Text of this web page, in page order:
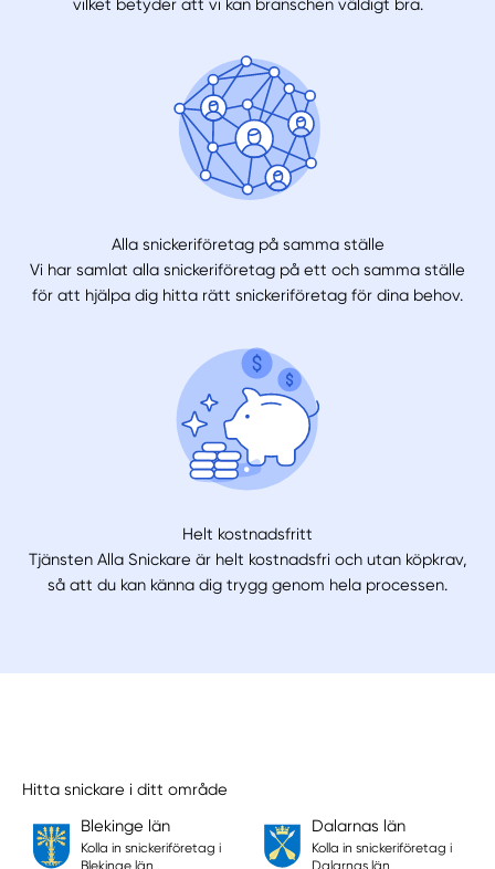
vilket betyder att vi kan branschen väldigt bra.
Alla snickeriföretag på samma ställe
Vi har samlat alla snickeriföretag på ett och samma ställe
för att hjälpa dig hitta rätt snickeriföretag för dina behov.
Helt kostnadsfritt
Tjänsten Alla Snickare är helt kostnadsfri och utan köpkrav,
så att du kan känna dig trygg genom hela processen.
Hitta snickare i ditt område
Blekinge län
Kolla in snickeriföretag i
Blekinge län
Dalarnas län
Kolla in snickeriföretag i
Dalarnas län